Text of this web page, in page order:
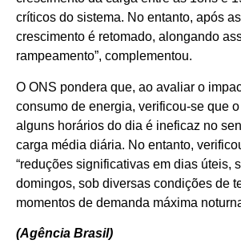
críticos do sistema. No entanto, após
crescimento é retomado, alongando
rampeamento”, complementou.
O ONS pondera que, ao avaliar o
consumo de energia, verificou-se que
alguns horários do dia é ineficaz no
carga média diária. No entanto,
“reduções significativas em dias úteis,
domingos, sob diversas condições de
momentos de demanda máxima
(Agência Brasil)